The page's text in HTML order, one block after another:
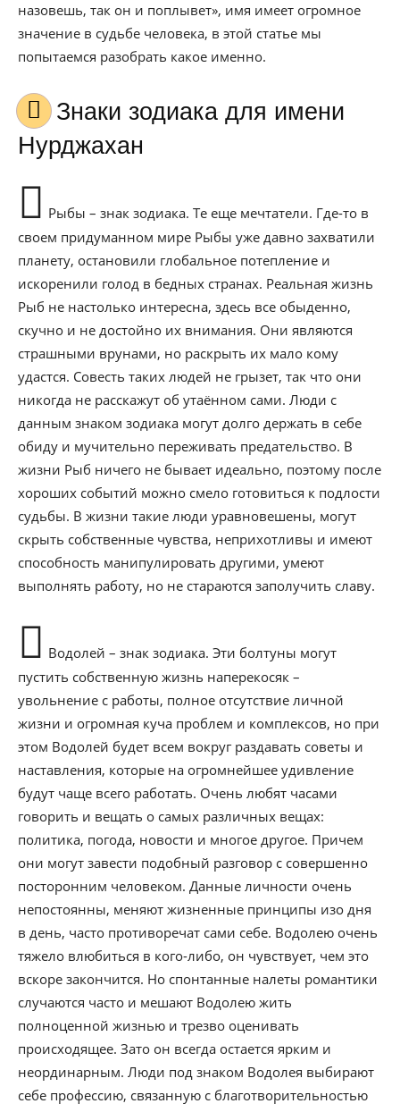
назовешь, так он и поплывет», имя имеет огромное
значение в судьбе человека, в этой статье мы
попытаемся разобрать какое именно.
Знаки зодиака для имени
Нурджахан
Рыбы – знак зодиака. Те еще мечтатели. Где-то в
своем придуманном мире Рыбы уже давно захватили
планету, остановили глобальное потепление и
искоренили голод в бедных странах. Реальная жизнь
Рыб не настолько интересна, здесь все обыденно,
скучно и не достойно их внимания. Они являются
страшными врунами, но раскрыть их мало кому
удастся. Совесть таких людей не грызет, так что они
никогда не расскажут об утаённом сами. Люди с
данным знаком зодиака могут долго держать в себе
обиду и мучительно переживать предательство. В
жизни Рыб ничего не бывает идеально, поэтому после
хороших событий можно смело готовиться к подлости
судьбы. В жизни такие люди уравновешены, могут
скрыть собственные чувства, неприхотливы и имеют
способность манипулировать другими, умеют
выполнять работу, но не стараются заполучить славу.
Водолей – знак зодиака. Эти болтуны могут
пустить собственную жизнь наперекосяк –
увольнение с работы, полное отсутствие личной
жизни и огромная куча проблем и комплексов, но при
этом Водолей будет всем вокруг раздавать советы и
наставления, которые на огромнейшее удивление
будут чаще всего работать. Очень любят часами
говорить и вещать о самых различных вещах:
политика, погода, новости и многое другое. Причем
они могут завести подобный разговор с совершенно
посторонним человеком. Данные личности очень
непостоянны, меняют жизненные принципы изо дня
в день, часто противоречат сами себе. Водолею очень
тяжело влюбиться в кого-либо, он чувствует, чем это
вскоре закончится. Но спонтанные налеты романтики
случаются часто и мешают Водолею жить
полноценной жизнью и трезво оценивать
происходящее. Зато он всегда остается ярким и
неординарным. Люди под знаком Водолея выбирают
себе профессию, связанную с благотворительностью